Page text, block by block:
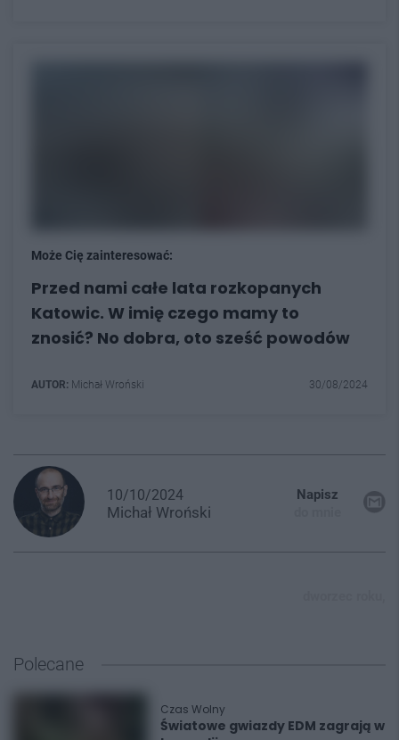
Może Cię zainteresować:
Przed nami całe lata rozkopanych
Katowic. W imię czego mamy to
znosić? No dobra, oto sześć powodów
AUTOR: Michał Wroński 30/08/2024
10/10/2024
Michał Wroński
Napisz
Polecane
Czas Wolny
Światowe gwiazdy EDM zagrają w